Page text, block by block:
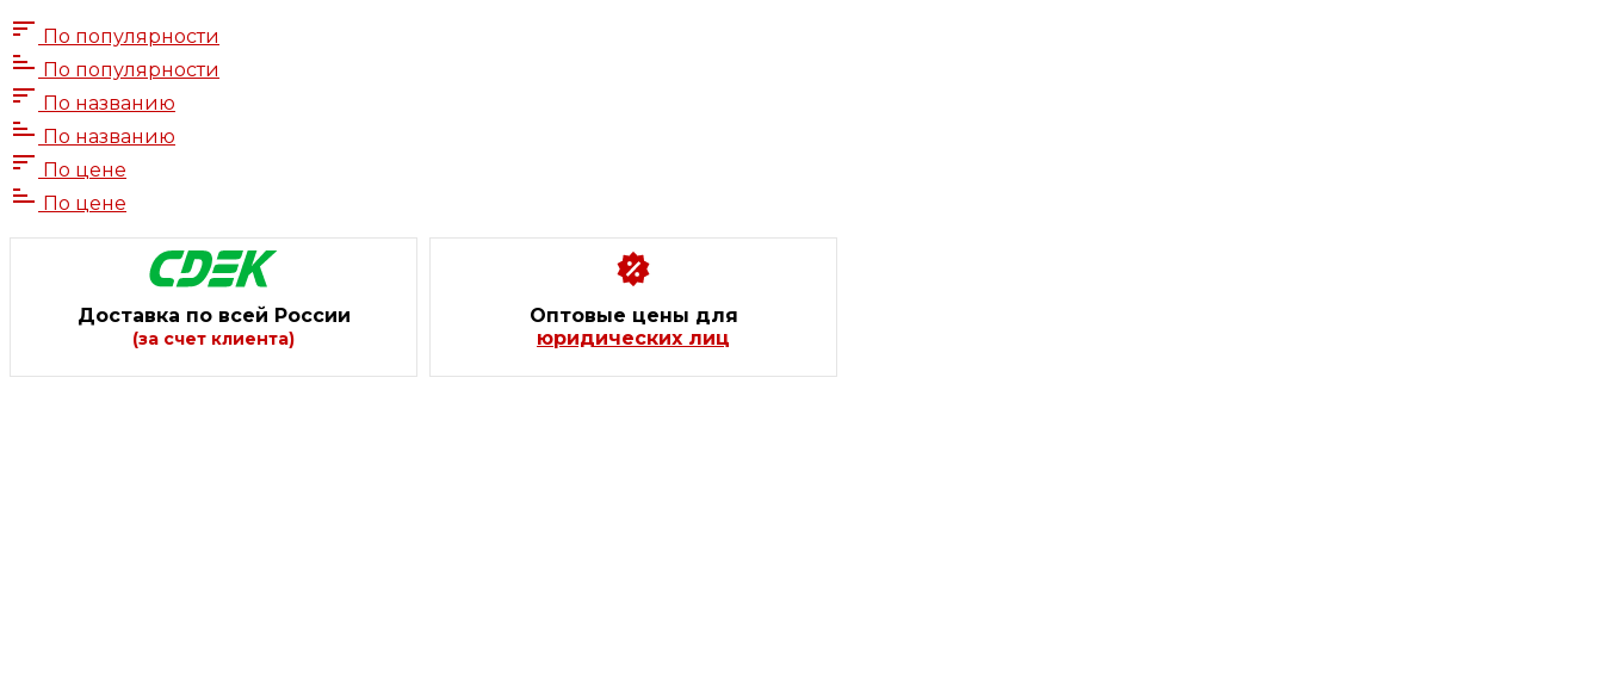
По популярности
По популярности
По названию
По названию
По цене
По цене
Доставка по всей России
(за счет клиента)
Оптовые цены для
юридических лиц